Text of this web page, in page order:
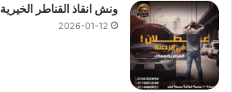
ونش انقاذ القناطر الخيرية
2026-01-12